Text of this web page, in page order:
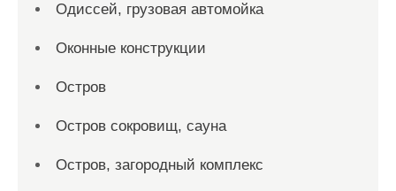
Одиссей, грузовая автомойка
Оконные конструкции
Остров
Остров сокровищ, сауна
Остров, загородный комплекс